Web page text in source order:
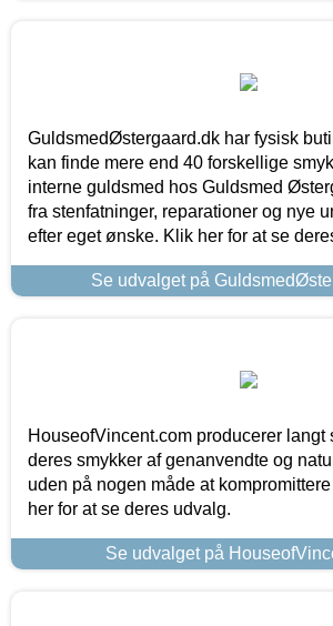
GuldsmedØstergaard.dk har fysisk
kan finde mere end 40 forskellige
interne guldsmed hos Guldsmed
fra stenfatninger, reparationer og nye
efter eget ønske. Klik her for at se
Se udvalget på
HouseofVincent.com producerer langt
deres smykker af genanvendte og
uden på nogen måde at
her for at se deres udvalg.
Se udvalget på